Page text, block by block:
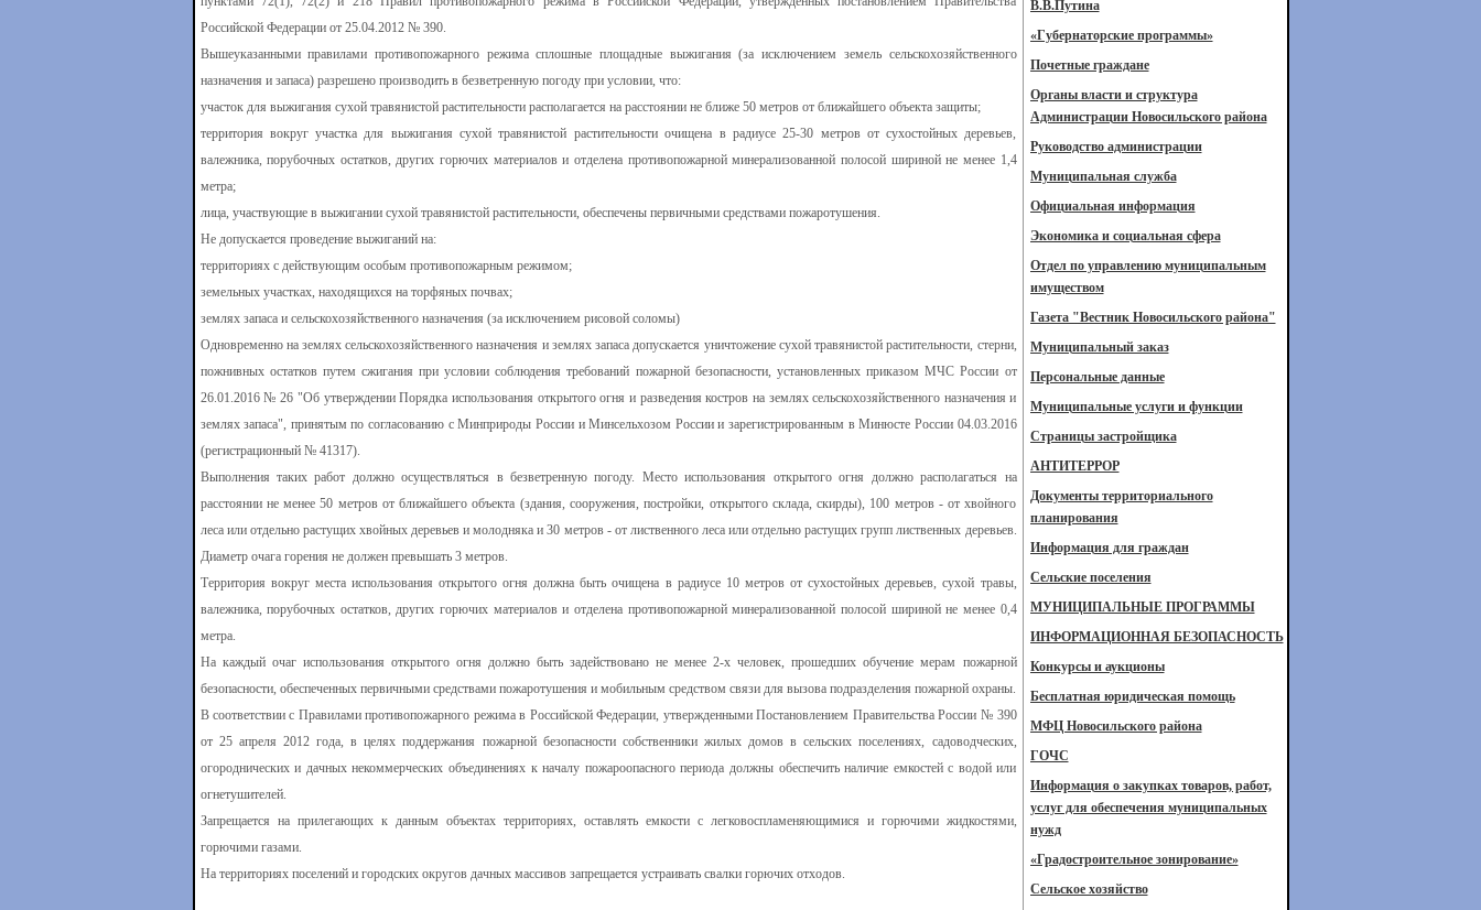
Российской Федерации от 25.04.2012 № 390.
Вышеуказанными правилами противопожарного режима сплошные площадные выжигания (за исключением земель сельскохозяйственного
назначения и запаса) разрешено производить в безветренную погоду при условии, что:
участок для выжигания сухой травянистой растительности располагается на расстоянии не ближе 50 метров от ближайшего объекта защиты;
территория вокруг участка для выжигания сухой травянистой растительности очищена в радиусе 25-30 метров от сухостойных деревьев,
валежника, порубочных остатков, других горючих материалов и отделена противопожарной минерализованной полосой шириной не менее 1,4
метра;
лица, участвующие в выжигании сухой травянистой растительности, обеспечены первичными средствами пожаротушения.
Не допускается проведение выжиганий на:
территориях с действующим особым противопожарным режимом;
земельных участках, находящихся на торфяных почвах;
землях запаса и сельскохозяйственного назначения (за исключением рисовой соломы)
Одновременно на землях сельскохозяйственного назначения и землях запаса допускается уничтожение сухой травянистой растительности, стерни,
пожнивных остатков путем сжигания при условии соблюдения требований пожарной безопасности, установленных приказом МЧС России от
26.01.2016 № 26 "Об утверждении Порядка использования открытого огня и разведения костров на землях сельскохозяйственного назначения и
землях запаса", принятым по согласованию с Минприроды России и Минсельхозом России и зарегистрированным в Минюсте России 04.03.2016
(регистрационный № 41317).
Выполнения таких работ должно осуществляться в безветренную погоду. Место использования открытого огня должно располагаться на
расстоянии не менее 50 метров от ближайшего объекта (здания, сооружения, постройки, открытого склада, скирды), 100 метров - от хвойного
леса или отдельно растущих хвойных деревьев и молодняка и 30 метров - от лиственного леса или отдельно растущих групп лиственных деревьев.
Диаметр очага горения не должен превышать 3 метров.
Территория вокруг места использования открытого огня должна быть очищена в радиусе 10 метров от сухостойных деревьев, сухой травы,
валежника, порубочных остатков, других горючих материалов и отделена противопожарной минерализованной полосой шириной не менее 0,4
метра.
На каждый очаг использования открытого огня должно быть задействовано не менее 2-х человек, прошедших обучение мерам пожарной
безопасности, обеспеченных первичными средствами пожаротушения и мобильным средством связи для вызова подразделения пожарной охраны.
В соответствии с Правилами противопожарного режима в Российской Федерации, утвержденными Постановлением Правительства России № 390
от 25 апреля 2012 года, в целях поддержания пожарной безопасности собственники жилых домов в сельских поселениях, садоводческих,
огороднических и дачных некоммерческих объединениях к началу пожароопасного периода должны обеспечить наличие емкостей с водой или
огнетушителей.
Запрещается на прилегающих к данным объектах территориях, оставлять емкости с легковоспламеняющимися и горючими жидкостями,
горючими газами.
На территориях поселений и городских округов дачных массивов запрещается устраивать свалки горючих отходов.
В.В.Путина
«Губернаторские программы»
Почетные граждане
Органы власти и структура
Администрации Новосильского района
Руководство администрации
Муниципальная служба
Официальная информация
Экономика и социальная сфера
Отдел по управлению муниципальным
имуществом
Газета "Вестник Новосильского района"
Муниципальный заказ
Персональные данные
Муниципальные услуги и функции
Страницы застройщика
АНТИТЕРРОР
Документы территориального
планирования
Информация для граждан
Сельские поселения
МУНИЦИПАЛЬНЫЕ ПРОГРАММЫ
ИНФОРМАЦИОННАЯ БЕЗОПАСНОСТЬ
Конкурсы и аукционы
Бесплатная юридическая помощь
МФЦ Новосильского района
ГОЧС
Информация о закупках товаров, работ,
услуг для обеспечения муниципальных
нужд
«Градостроительное зонирование»
Сельское хозяйство